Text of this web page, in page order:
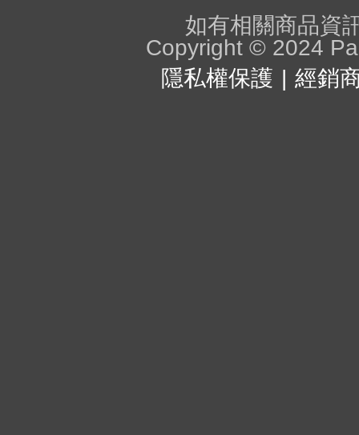
如有相關商品資
Copyright © 2024
隱私權保護
經銷